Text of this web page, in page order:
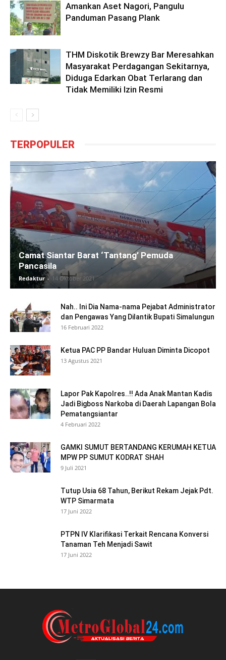
Amankan Aset Nagori, Pangulu
Panduman Pasang Plank
THM Diskotik Brewzy Bar Meresahkan
Masyarakat Perdagangan Sekitarnya,
Diduga Edarkan Obat Terlarang dan
Tidak Memiliki Izin Resmi
TERPOPULER
Camat Siantar Barat ‘Tantang’ Pemuda
Pancasila
Redaktur - 14 Oktober 2021
Nah.. Ini Dia Nama-nama Pejabat Administrator
dan Pengawas Yang Dilantik Bupati Simalungun
16 Februari 2022
Ketua PAC PP Bandar Huluan Diminta Dicopot
13 Agustus 2021
Lapor Pak Kapolres..!! Ada Anak Mantan Kadis
Jadi Bigboss Narkoba di Daerah Lapangan Bola
Pematangsiantar
4 Februari 2022
GAMKI SUMUT BERTANDANG KERUMAH KETUA
MPW PP SUMUT KODRAT SHAH
9 Juli 2021
Tutup Usia 68 Tahun, Berikut Rekam Jejak Pdt.
WTP Simarmata
17 Juni 2022
PTPN IV Klarifikasi Terkait Rencana Konversi
Tanaman Teh Menjadi Sawit
17 Juni 2022